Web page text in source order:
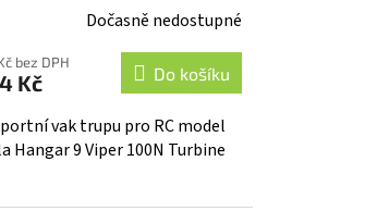
Dočasně nedostupné
bez DPH
Kč Do košíku
vak trupu pro RC model
Hangar 9 Viper 100N Turbine